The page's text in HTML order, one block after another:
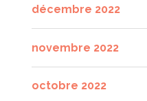
décembre 2022
novembre 2022
octobre 2022